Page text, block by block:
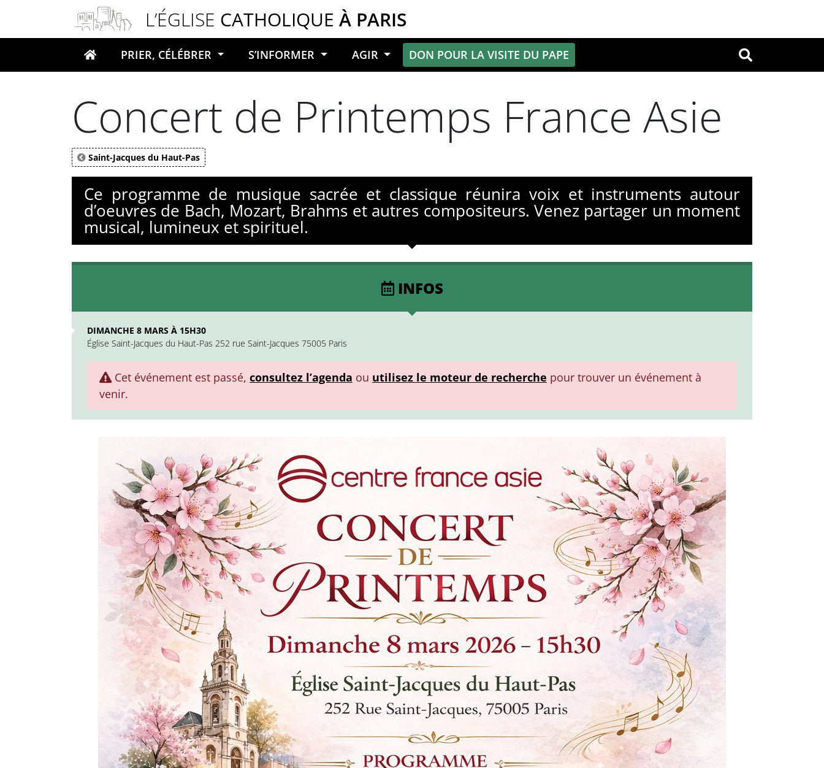
L’ÉGLISE CATHOLIQUE À PARIS
Votre recherche OK
PRIER, CÉLÉBRER S’INFORMER AGIR DON POUR LA VISITE DU PAPE
Concert de Printemps France Asie
Saint-Jacques du Haut-Pas
Ce programme de musique sacrée et classique réunira voix et instruments autour
d’oeuvres de Bach, Mozart, Brahms et autres compositeurs. Venez partager un moment
musical, lumineux et spirituel.
INFOS
DIMANCHE 8 MARS À 15H30
Église Saint-Jacques du Haut-Pas 252 rue Saint-Jacques 75005 Paris
Cet événement est passé, consultez l’agenda ou utilisez le moteur de recherche pour trouver un événement à
venir.
Panneau de gestion des cookies